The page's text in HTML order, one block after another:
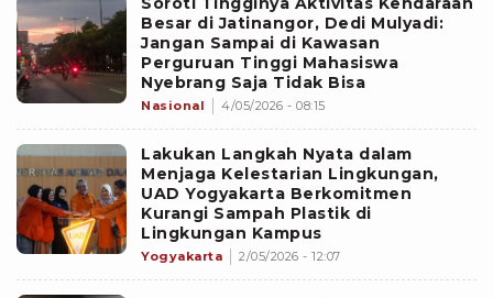
Besar di Jatinangor, Dedi Mulyadi:
Jangan Sampai di Kawasan
Perguruan Tinggi Mahasiswa
Nyebrang Saja Tidak Bisa
Nasional 4/05/2026 - 08:15
Lakukan Langkah Nyata dalam
Menjaga Kelestarian Lingkungan,
UAD Yogyakarta Berkomitmen
Kurangi Sampah Plastik di
Lingkungan Kampus
Yogyakarta 2/05/2026 - 12:07